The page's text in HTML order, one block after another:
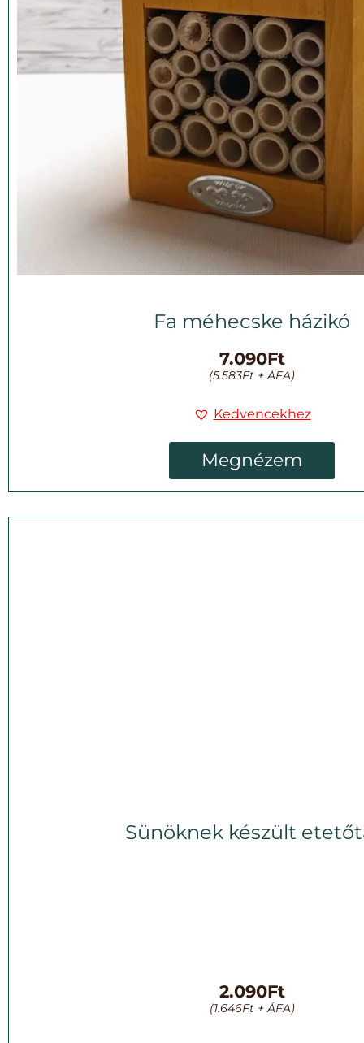
Fa méhecske házikó
7.090Ft
(5.583Ft + ÁFA)
Kedvencekhez
Megnézem
Sünöknek készült
2.090Ft
(1.646Ft+ ÁFA)